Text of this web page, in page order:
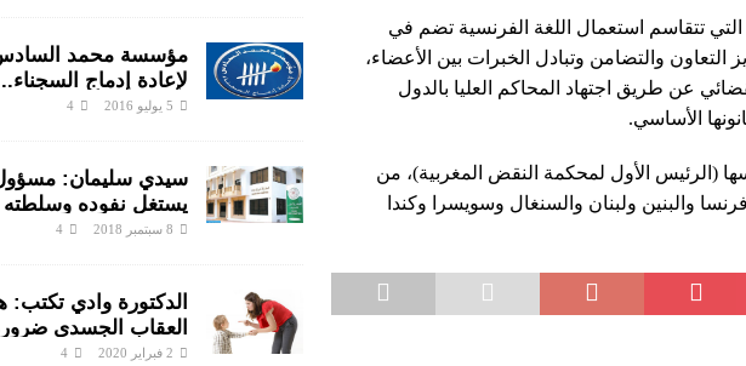
التي تتقاسم استعمال اللغة الفرنسية تضم في
تعزيز التعاون والتضامن وتبادل الخبرات بين الأعضاء،
عن طريق اجتهاد المحاكم العليا بالدول
الأساسي.
(الرئيس الأول لمحكمة النقض المغربية)، من
والبنين ولبنان والسنغال وسويسرا وكندا
مؤسسة محمد
لإعادة إدماج السجناء..
جهود جبارة ومبادرات
5 يوليو 2016 4
سيدي سليمان: مسؤول
يستغل نفوده وسلطته
وتستفيد شركته من
8 سبتمبر 2018 4
الدكتورة وادي تكتب:
العقاب الجسدي
تربوية؟
2 فبراير 2020 4